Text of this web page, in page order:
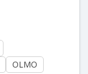
OLMO